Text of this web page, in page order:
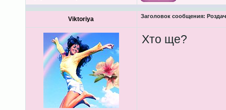
Viktoriya Заголовок сообщения:
Хто ще?